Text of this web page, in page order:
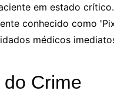
em estado
conhecido como
médicos
Crime